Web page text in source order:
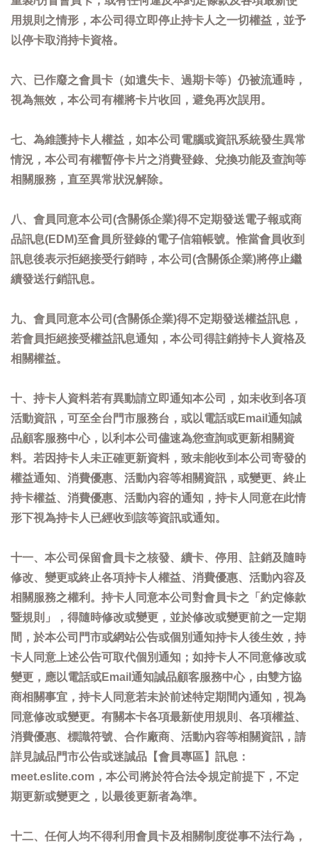
用規則之情形，本公司得立即停止持卡人之一切權益，並予
以停卡取消持卡資格。
六、已作廢之會員卡（如遺失卡、過期卡等）仍被流通時，
視為無效，本公司有權將卡片收回，避免再次誤用。
七、為維護持卡人權益，如本公司電腦或資訊系統發生異常
情況，本公司有權暫停卡片之消費登錄、兌換功能及查詢等
相關服務，直至異常狀況解除。
八、會員同意本公司(含關係企業)得不定期發送電子報或商
品訊息(EDM)至會員所登錄的電子信箱帳號。惟當會員收到
訊息後表示拒絕接受行銷時，本公司(含關係企業)將停止繼
續發送行銷訊息。
九、會員同意本公司(含關係企業)得不定期發送權益訊息，
若會員拒絕接受權益訊息通知，本公司得註銷持卡人資格及
相關權益。
十、持卡人資料若有異動請立即通知本公司，如未收到各項
活動資訊，可至全台門市服務台，或以電話或Email通知誠
品顧客服務中心，以利本公司儘速為您查詢或更新相關資
料。若因持卡人未正確更新資料，致未能收到本公司寄發的
權益通知、消費優惠、活動內容等相關資訊，或變更、終止
持卡權益、消費優惠、活動內容的通知，持卡人同意在此情
形下視為持卡人已經收到該等資訊或通知。
十一、本公司保留會員卡之核發、續卡、停用、註銷及隨時
修改、變更或終止各項持卡人權益、消費優惠、活動內容及
相關服務之權利。持卡人同意本公司對會員卡之「約定條款
暨規則」，得隨時修改或變更，並於修改或變更前之一定期
間，於本公司門市或網站公告或個別通知持卡人後生效，持
卡人同意上述公告可取代個別通知；如持卡人不同意修改或
變更，應以電話或Email通知誠品顧客服務中心，由雙方協
商相關事宜，持卡人同意若未於前述特定期間內通知，視為
同意修改或變更。有關本卡各項最新使用規則、各項權益、
消費優惠、標識符號、合作廠商、活動內容等相關資訊，請
詳見誠品門市公告或迷誠品【會員專區】訊息：
meet.eslite.com，本公司將於符合法令規定前提下，不定
期更新或變更之，以最後更新者為準。
十二、任何人均不得利用會員卡及相關制度從事不法行為，